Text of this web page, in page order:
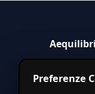
servizi in
Preferenze